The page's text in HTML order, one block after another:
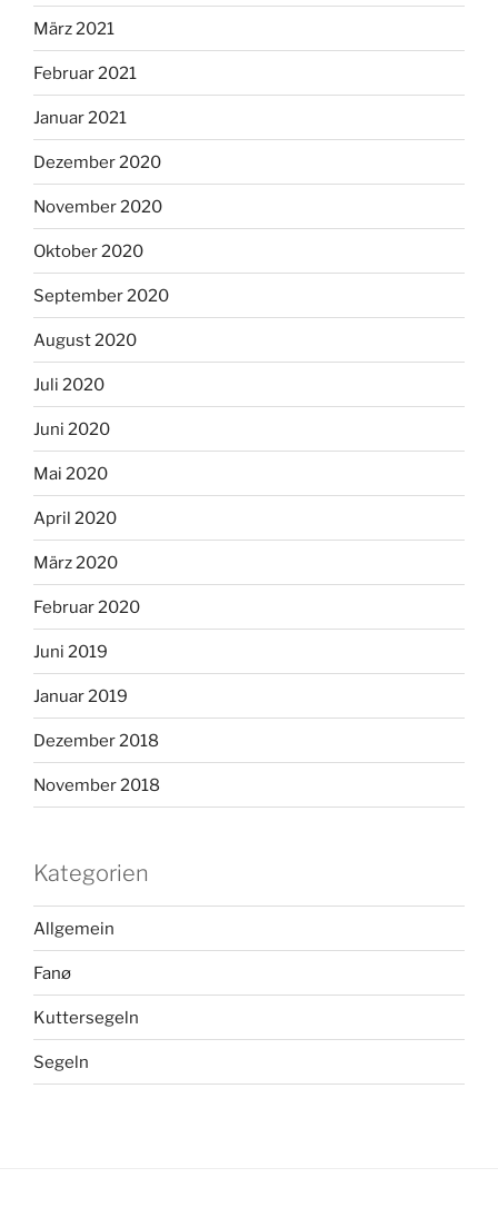
März 2021
Februar 2021
Januar 2021
Dezember 2020
November 2020
Oktober 2020
September 2020
August 2020
Juli 2020
Juni 2020
Mai 2020
April 2020
März 2020
Februar 2020
Juni 2019
Januar 2019
Dezember 2018
November 2018
Kategorien
Allgemein
Fanø
Kuttersegeln
Segeln